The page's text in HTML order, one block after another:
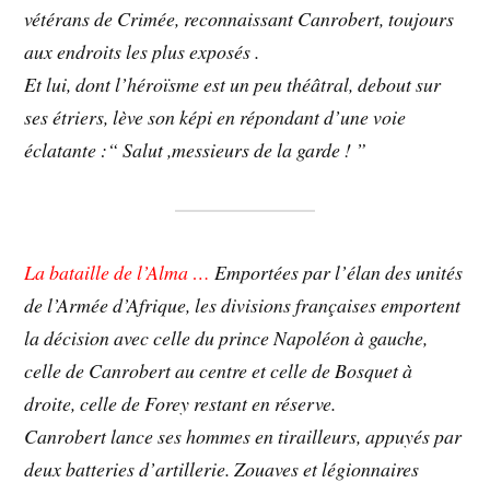
vétérans de Crimée, reconnaissant Canrobert, toujours
aux endroits les plus exposés .
Et lui, dont l’héroïsme est un peu théâtral, debout sur
ses étriers, lève son képi en répondant d’une voie
éclatante :“ Salut ,messieurs de la garde ! ”
La bataille de l’Alma … Emportées par l’élan des unités
de l’Armée d’Afrique, les divisions françaises emportent
la décision avec celle du prince Napoléon à gauche,
celle de Canrobert au centre et celle de Bosquet à
droite, celle de Forey restant en réserve.
Canrobert lance ses hommes en tirailleurs, appuyés par
deux batteries d’artillerie. Zouaves et légionnaires